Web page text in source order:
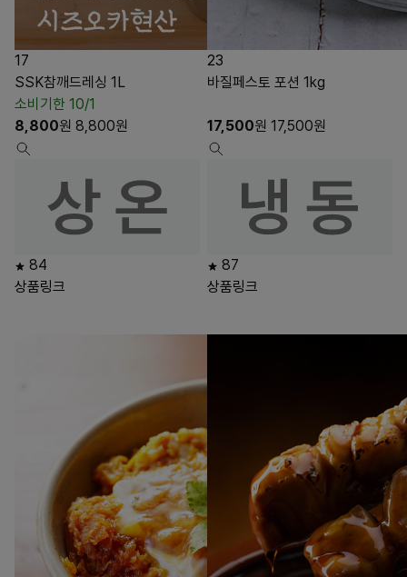
17
SSK참깨드레싱 1L
소비기한 10/1
8,800원 8,800원
84
상품링크
23
바질페스토 포션 1kg
17,500원 17,500원
87
상품링크